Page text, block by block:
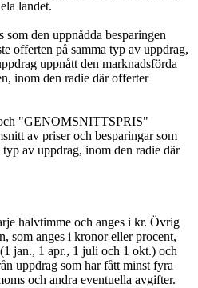
landet.
den uppnådda besparingen
offerten på samma typ av uppdrag,
uppnått den marknadsförda
inom den radie där offerter
"GENOMSNITTSPRIS"
av priser och besparingar som
av uppdrag, inom den radie där
halvtimme och anges i kr. Övrig
som anges i kronor eller procent,
jan., 1 apr., 1 juli och 1 okt.) och
uppdrag som har fått minst fyra
och andra eventuella avgifter.